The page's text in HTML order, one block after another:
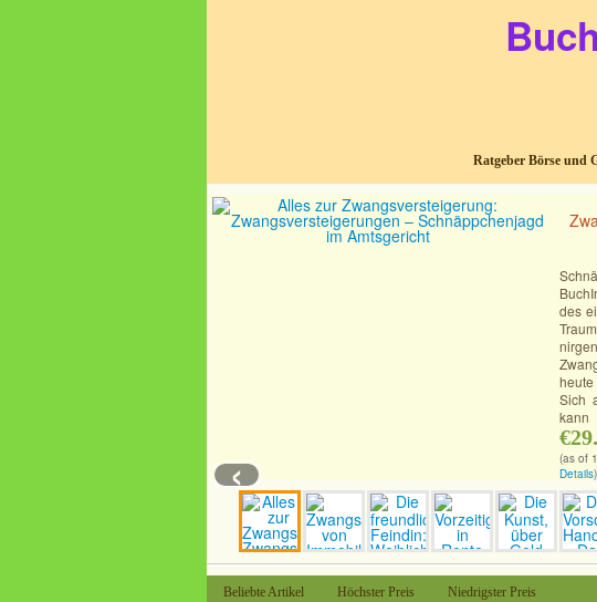
Ratgeber Börse und
des
Sich
(as of
Details)
‹
Beliebte Artikel Höchster Preis Niedrigster Preis